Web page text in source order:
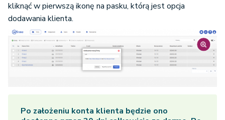
kliknąć w pierwszą ikonę na pasku, którą jest opcja
dodawania klienta.
Po założeniu konta klienta będzie ono